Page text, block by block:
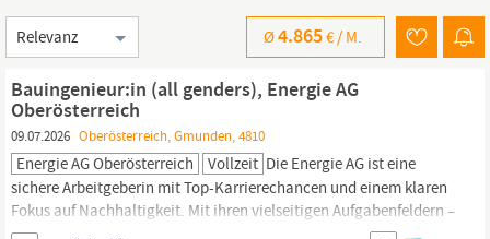
Sortierung
Ø4.865€ / M.
Bauingenieur:in (all genders), Energie AG
Oberösterreich
09.07.2026 Oberösterreich, Gmunden, 4810
Energie AG Oberösterreich Vollzeit Die Energie AG ist eine
sichere Arbeitgeberin mit Top-Karrierechancen und einem klaren
Fokus auf Nachhaltigkeit. Mit ihren vielseitigen Aufgabenfeldern –
von Energie bis Entsorgung – bietet sie ein zukunftsorientiertes